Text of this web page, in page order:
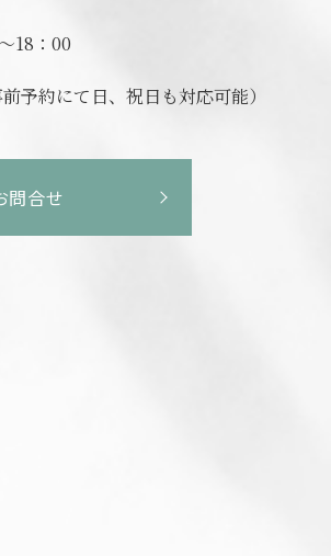
18：00
予約にて日、祝日も対応可能）
問合せ